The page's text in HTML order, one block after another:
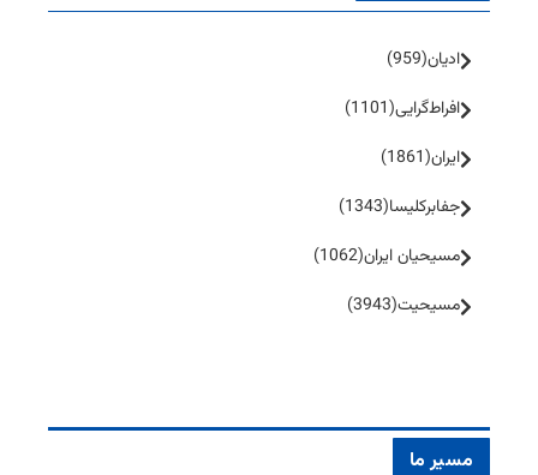
ادیان(959)
افراط‌گرایی(1101)
ایران(1861)
جفا‌بر‌کلیسا(1343)
مسیحیان ایران(1062)
مسیحیت(3943)
مسیر ما